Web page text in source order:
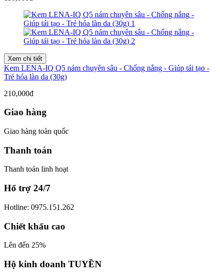
Xem chi tiết
Kem LENA-IQ Q5 nám chuyên sâu - Chống nắng - Giúp tái tạo -
Trẻ hóa làn da (30g)
210,000đ
Giao hàng
Giao hàng toàn quốc
Thanh toán
Thanh toán linh hoạt
Hổ trợ 24/7
Hotline: 0975.151.262
Chiết khấu cao
Lên đến 25%
Hộ kinh doanh TUYỀN